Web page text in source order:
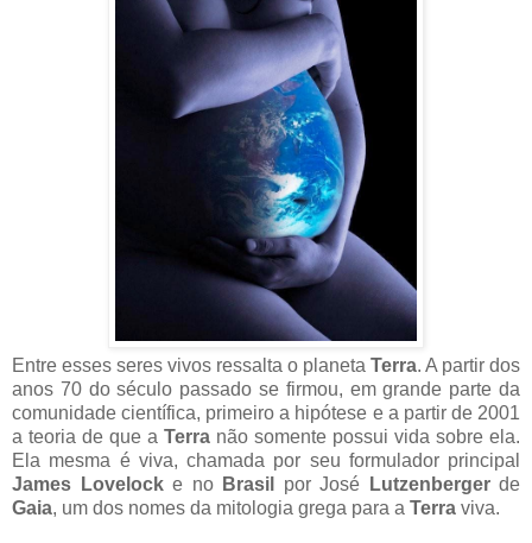
Entre esses seres vivos ressalta o planeta Terra. A partir dos
anos 70 do século passado se firmou, em grande parte da
comunidade científica, primeiro a hipótese e a partir de 2001
a teoria de que a Terra não somente possui vida sobre ela.
Ela mesma é viva, chamada por seu formulador principal
James Lovelocke no Brasil por José Lutzenbergerde
Gaia, um dos nomes da mitologia grega para a Terra viva.